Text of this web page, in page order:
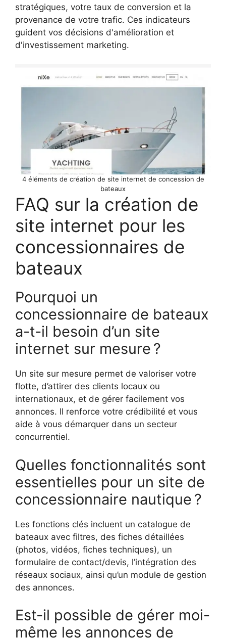
stratégiques, votre taux de conversion et la
provenance de votre trafic. Ces indicateurs
guident vos décisions d'amélioration et
d'investissement marketing.
4 éléments de création de site internet de concession de
bateaux
FAQ sur la création de
site internet pour les
concessionnaires de
bateaux
Pourquoi un
concessionnaire de bateaux
a-t-il besoin d’un site
internet sur mesure ?
Un site sur mesure permet de valoriser votre
flotte, d’attirer des clients locaux ou
internationaux, et de gérer facilement vos
annonces. Il renforce votre crédibilité et vous
aide à vous démarquer dans un secteur
concurrentiel.
Quelles fonctionnalités sont
essentielles pour un site de
concessionnaire nautique ?
Les fonctions clés incluent un catalogue de
bateaux avec filtres, des fiches détaillées
(photos, vidéos, fiches techniques), un
formulaire de contact/devis, l’intégration des
réseaux sociaux, ainsi qu’un module de gestion
des annonces.
Est-il possible de gérer moi-
même les annonces de